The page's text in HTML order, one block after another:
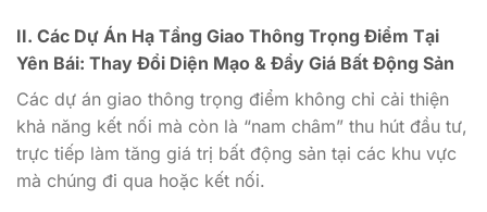
II. Các Dự Án Hạ Tầng Giao Thông Trọng Điểm Tại
Yên Bái: Thay Đổi Diện Mạo & Đẩy Giá Bất Động Sản
Các dự án giao thông trọng điểm không chỉ cải thiện
khả năng kết nối mà còn là “nam châm” thu hút đầu tư,
trực tiếp làm tăng giá trị bất động sản tại các khu vực
mà chúng đi qua hoặc kết nối.